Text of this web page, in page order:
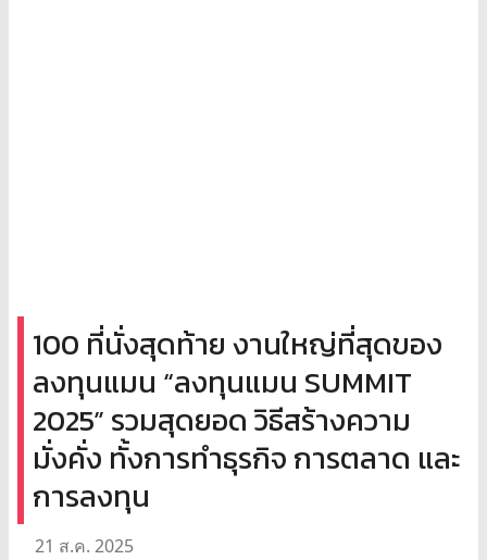
100 ที่นั่งสุดท้าย งานใหญ่ที่สุดของ
ลงทุนแมน “ลงทุนแมน SUMMIT
2025” รวมสุดยอด วิธีสร้างความ
มั่งคั่ง ทั้งการทำธุรกิจ การตลาด และ
การลงทุน
21 ส.ค. 2025